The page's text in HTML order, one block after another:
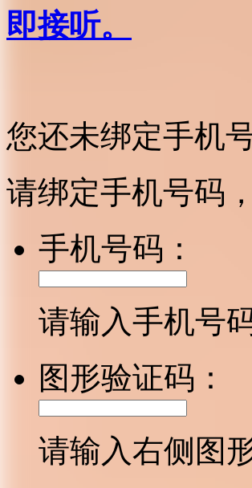
即接听。
您还未绑定手机
请绑定手机号码
手机号码：
请输入手机号
图形验证码：
请输入右侧图